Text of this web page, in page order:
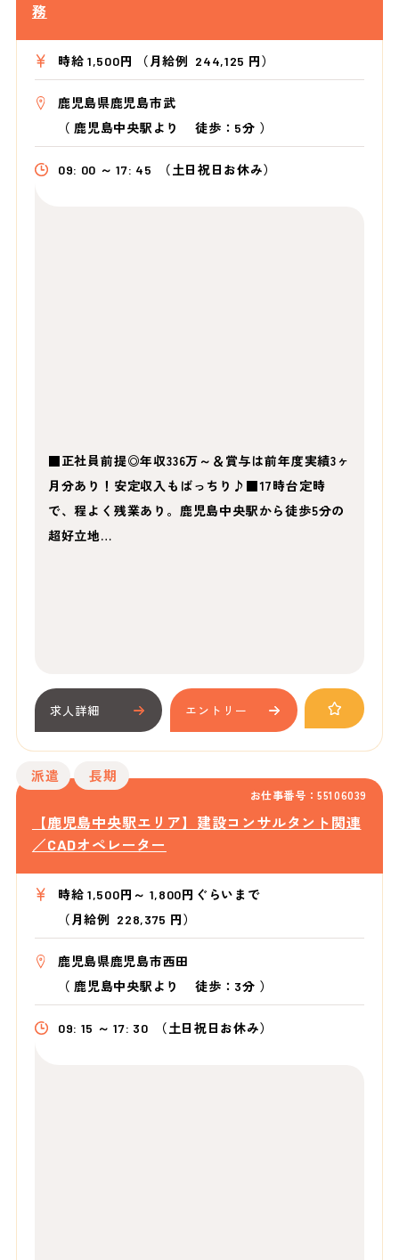
務
時給 1,500円 （月給例 244,125 円）
鹿児島県鹿児島市武
（ 鹿児島中央駅より徒歩：5分 ）
09: 00 ～ 17: 45 （土日祝日お休み）
■正社員前提◎年収336万～＆賞与は前年度実績3ヶ
月分あり！安定収入もばっちり♪■17時台定時
で、程よく残業あり。鹿児島中央駅から徒歩5分の
超好立地…
求人詳細 エントリー
お仕事番号：55106039
派遣 長期
【鹿児島中央駅エリア】建設コンサルタント関連
／CADオペレーター
時給 1,500円～ 1,800円ぐらいまで
（月給例 228,375 円）
鹿児島県鹿児島市西田
（鹿児島中央駅より徒歩：3分 ）
09: 15 ～ 17: 30 （土日祝日お休み）